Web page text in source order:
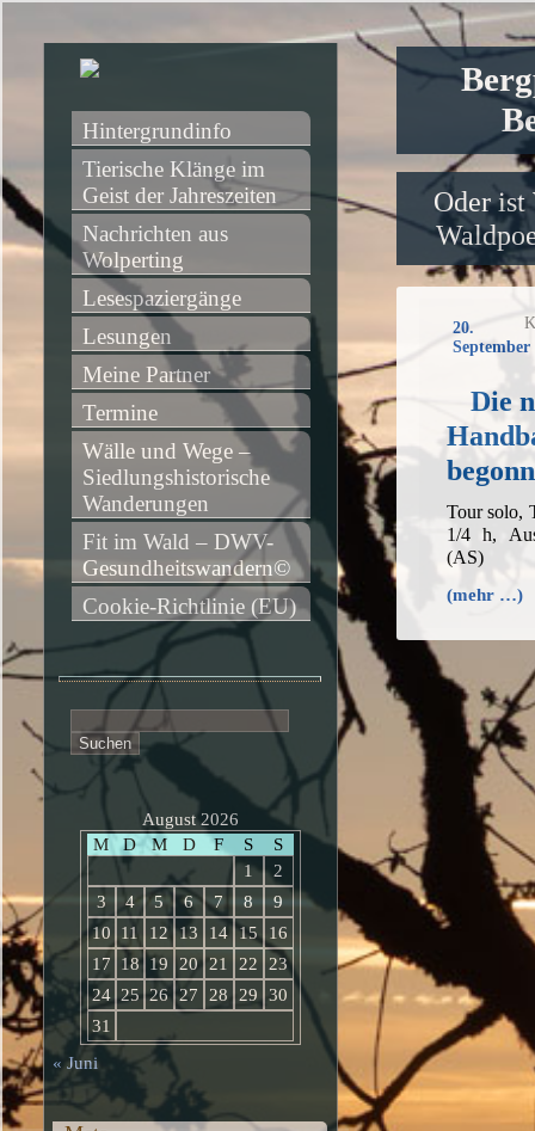
Oder ist
20.
September
Die
Tour solo,
1/4 h,
(AS)
(mehr …)
Hintergrundinfo
Tierische Klänge im
Geist der Jahreszeiten
Nachrichten aus
Wolperting
Lesespaziergänge
Lesungen
Meine Partner
Termine
Wälle und Wege –
Siedlungshistorische
Wanderungen
Fit im Wald – DWV-
Gesundheitswandern©
Cookie-Richtlinie (EU)
nach:
August 2026
M
D M D F S
S
1
2
3
4 5 6 7 8
9
10
11 12 13 14 15
16
17
18 19 20 21 22
23
24 25 26 27 28 29
30
31
« Juni